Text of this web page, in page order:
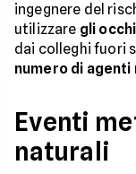
ingegnere del
utilizzare gli
dai colleghi fuori
numero di agenti
Eventi
naturali